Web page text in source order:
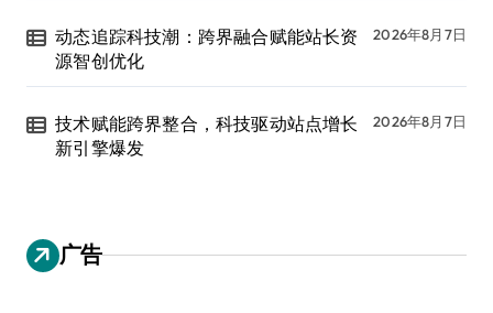
动态追踪科技潮：跨界融合赋能站长资
源智创优化
2026年8月7日
技术赋能跨界整合，科技驱动站点增长
新引擎爆发
2026年8月7日
广告